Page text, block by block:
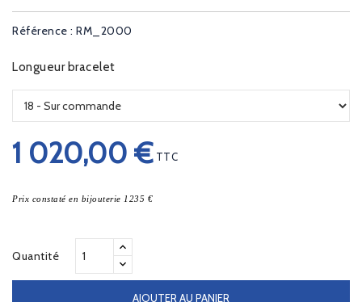
Référence : RM_2000
Longueur bracelet
1 020,00 € TTC
Prix constaté en bijouterie 1235 €
Quantité
AJOUTER AU PANIER